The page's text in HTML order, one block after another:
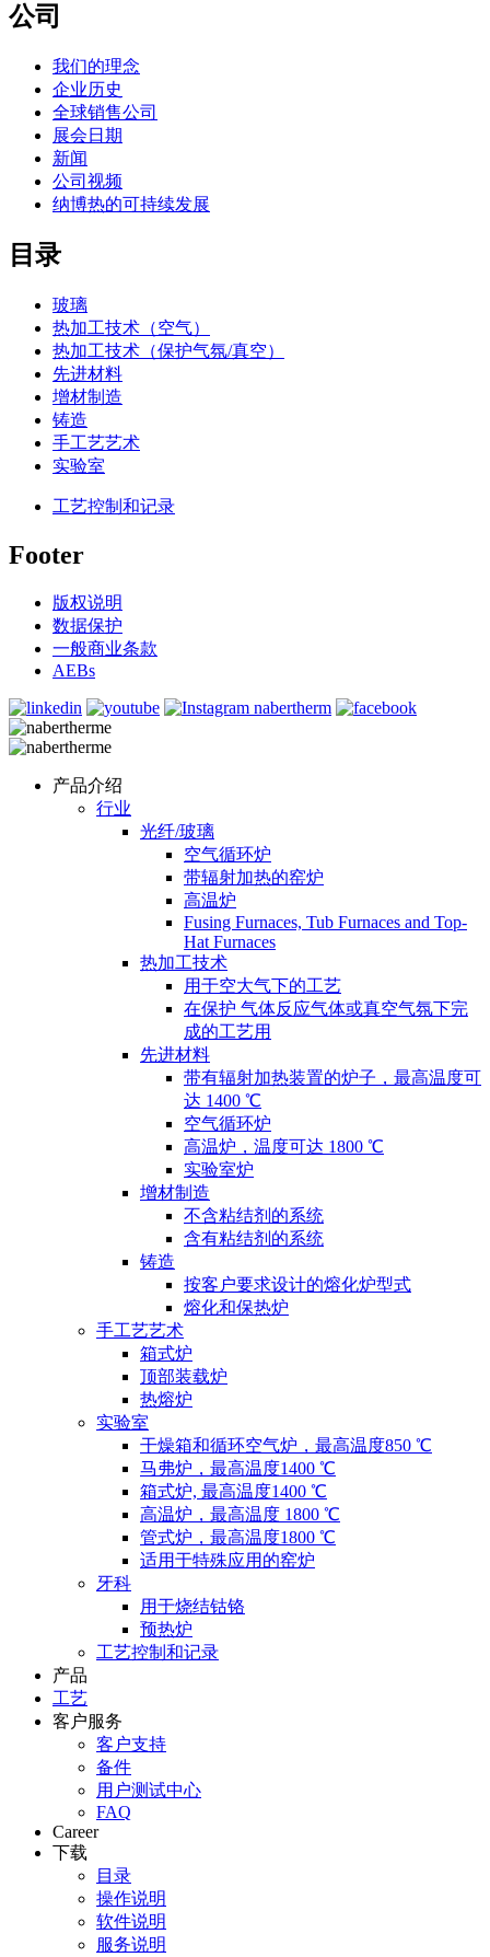
公司
我们的理念
企业历史
全球销售公司
展会日期
新闻
公司视频
纳博热的可持续发展
目录
玻璃
热加工技术（空气）
热加工技术（保护气氛/真空）
先进材料
增材制造
铸造
手工艺艺术
实验室
工艺控制和记录
Footer
版权说明
数据保护
一般商业条款
AEBs
产品介绍
行业
光纤/玻璃
空气循环炉
带辐射加热的窑炉
高温炉
Fusing Furnaces, Tub Furnaces and Top-
Hat Furnaces
热加工技术
用于空大气下的工艺
在保护 气体反应气体或真空气氛下完
成的工艺用
先进材料
带有辐射加热装置的炉子，最高温度可
达 1400 ℃
空气循环炉
高温炉，温度可达 1800 ℃
实验室炉
增材制造
不含粘结剂的系统
含有粘结剂的系统
铸造
按客户要求设计的熔化炉型式
熔化和保热炉
手工艺艺术
箱式炉
顶部装载炉
热熔炉
实验室
干燥箱和循环空气炉，最高温度850 ℃
马弗炉，最高温度1400 ℃
箱式炉, 最高温度1400 ℃
高温炉，最高温度 1800 ℃
管式炉，最高温度1800 ℃
适用于特殊应用的窑炉
牙科
用于烧结钴铬
预热炉
工艺控制和记录
产品
工艺
客户服务
客户支持
备件
用户测试中心
FAQ
Career
下载
目录
操作说明
软件说明
服务说明